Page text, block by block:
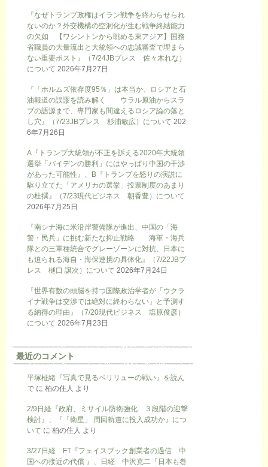
『なぜトランプ政権はイラン戦争を終わらせられ
ないのか？外交機構の空洞化が生む戦争終結能力
の欠如 【ワシントンから眺める東アジア】国務
省職員の大量流出と大統領への忠誠審査で埋まら
ない重要ポスト』（7/24JBプレス 佐々木れな）
について 2026年7月27日
『「ホルムズ依存度95％」は本当か、ロシアと石
油報道の誤謬を読み解く ウラル原油からスラ
ブの語源まで、専門家も間違えるロシア論の落と
し穴』（7/23JBプレス 杉浦敏広）について 202
6年7月26日
A『トランプ大統領が不正を訴える2020年大統領
選挙「バイデンの勝利」にはやっぱり中国の干渉
があった可能性』、B『トランプを怒りの演説に
駆り立てた「アメリカの選挙」投票制度のあまり
の杜撰』（7/23現代ビジネス 朝香豊）について
2026年7月25日
『南シナ海に米沿岸警備隊が進出、中国の「海
警・民兵」に挑む新たな抑止戦略 海軍・海兵
隊との三軍種統合でグレーゾーンに対抗、日本に
も迫られる海自・海保連携の具体化』（7/22JBプ
レス 樋口 譲次）について 2026年7月24日
『世界有数の頭脳を持つ国際政治学者が「ウクラ
イナ戦争は交渉では絶対に終わらない」と予測す
る納得の理由』（7/20現代ビジネス 塩原俊彦）
について 2026年7月23日
最近のコメント
平塚柾緒『写真で見るペリリューの戦い』を読ん
で に 柏の住人 より
2/9日経『政府、ミサイル防衛強化 ３段階の迎撃
検討』、『「衛星」 周回軌道に投入成功か』につ
いて に 柏の住人 より
3/27日経 FT『フェイスブック創業者の過信 中
国への接近の代償 』、日経 中沢克二『日本も巻